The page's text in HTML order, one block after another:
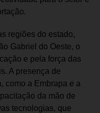
regiões do estado,
Gabriel do Oeste, o
e pela força das
A presença de
como a Embrapa e a
da mão de
tecnologias, que